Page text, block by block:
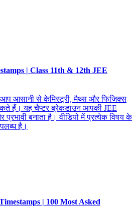
| Class 11th & 12th JEE
आप आसानी से केमिस्ट्री, मैथ्स और फिजिक्स
हैं। यह चैप्टर ब्रेकडाउन आपकी JEE
बनाता है। वीडियो में प्रत्येक विषय के
है।
| 100 Most Asked